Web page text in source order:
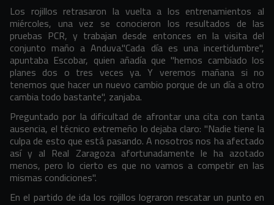
Los rojillos retrasaron la vuelta a los entrenamientos al
miércoles, una vez se conocieron los resultados de las
pruebas PCR, y trabajan desde entonces en la visita del
conjunto maño a Anduva."Cada día es una incertidumbre",
apuntaba Escobar, quien añadía que "hemos cambiado los
planes dos o tres veces ya. Y veremos mañana si no
tenemos que hacer un nuevo cambio porque de un día a otro
cambia todo bastante", zanjaba.
Preguntado por la dificultad de afrontar una cita con tanta
ausencia, el técnico extremeño lo dejaba claro: "Nadie tiene la
culpa de esto que está pasando. A nosotros nos ha afectado
así y al Real Zaragoza afortunadamente le ha azotado
menos, pero lo cierto es que no vamos a competir en las
mismas condiciones".
En el partido de ida los rojillos lograron rescatar un punto en